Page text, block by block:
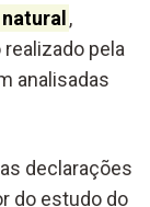
,
pela
analisadas
declarações
do estudo do